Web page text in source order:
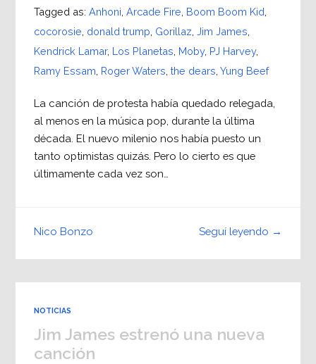
Tagged as: Anhoni Arcade Fire Boom Boom Kid
cocorosie donald trump Gorillaz Jim James
Kendrick Lamar, Los Planetas Moby, PJ Harvey,
Ramy Essam Roger Waters the dears Yung Beef
La canción de protesta había quedado relegada,
al menos en la música pop, durante la última
década. El nuevo milenio nos había puesto un
tanto optimistas quizás. Pero lo cierto es que
últimamente cada vez son…
Seguí leyendo →
Nico Bonzo
NOTICIAS
Jim James estrenó una nueva
canción